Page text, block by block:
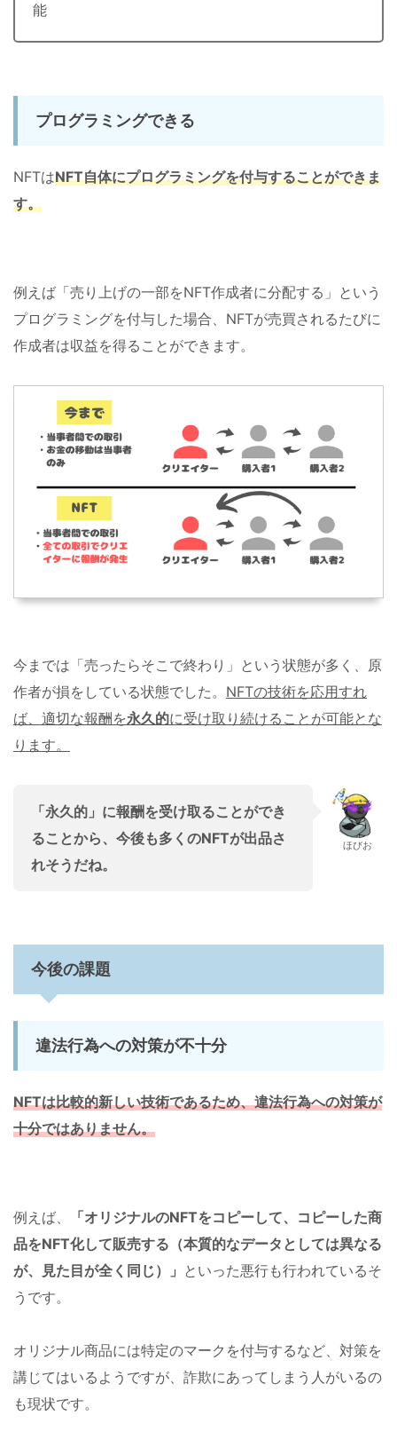
能
プログラミングできる
NFTはNFT自体にプログラミングを付与することができま
す。
例えば「売り上げの一部をNFT作成者に分配する」という
プログラミングを付与した場合、NFTが売買されるたびに
作成者は収益を得ることができます。
今までは「売ったらそこで終わり」という状態が多く、原
作者が損をしている状態でした。 NFTの技術を応用すれ
ば、適切な報酬を永久的に受け取り続けることが可能とな
ります。
「永久的」に報酬を受け取ることができ
ることから、今後も多くのNFTが出品さ
れそうだね。
ほびお
今後の課題
違法行為への対策が不十分
NFTは比較的新しい技術であるため、違法行為への対策が
十分ではありません。
例えば、
「オリジナルのNFTをコピーして、コピーした商
品をNFT化して販売する（本質的なデータとしては異なる
が、見た目が全く同じ）」 といった悪行も行われているそ
うです。
オリジナル商品には特定のマークを付与するなど、対策を
講じてはいるようですが、詐欺にあってしまう人がいるの
も現状です。